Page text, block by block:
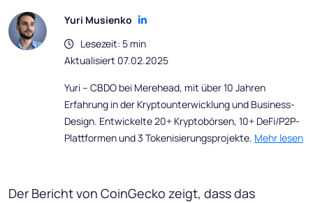
Yuri Musienko
Lesezeit: 5 min
Aktualisiert 07.02.2025
Yuri – CBDO bei Merehead, mit über 10 Jahren
Erfahrung in der Kryptounterwicklung und Business-
Design. Entwickelte 20+ Kryptobörsen, 10+ DeFi/P2P-
Plattformen und 3 Tokenisierungsprojekte. Mehr lesen
Der Bericht von CoinGecko zeigt, dass das